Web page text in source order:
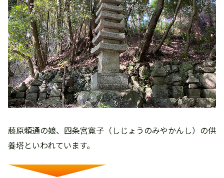
藤原頼通の娘、四条宮寛子（しじょうのみやかんし）の供
養塔といわれています。